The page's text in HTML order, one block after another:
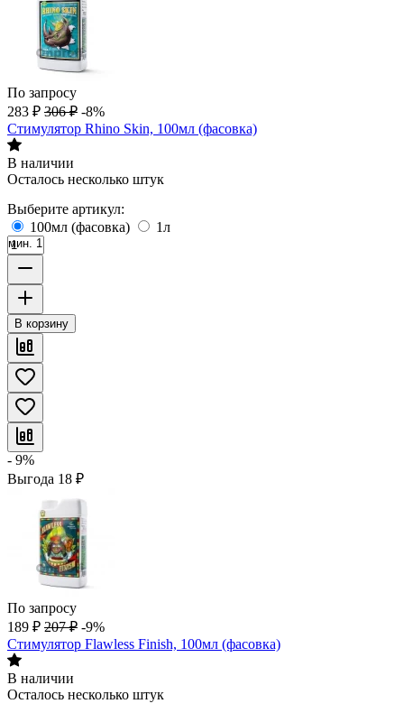
По запросу
283 ₽ 306 ₽ -8%
Стимулятор Rhino Skin, 100мл (фасовка)
В наличии
Осталось несколько штук
Выберите артикул:
100мл (фасовка)
1л
мин. 1
В корзину
- 9%
Выгода 18 ₽
По запросу
189 ₽ 207 ₽ -9%
Стимулятор Flawless Finish, 100мл (фасовка)
В наличии
Осталось несколько штук